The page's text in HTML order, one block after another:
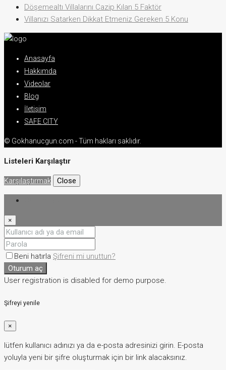
Döşemealtı Villalarını Cazip Kılan 5 Faktör
Villanızı Satarken Dikkat Etmeniz Gereken 5 Konu
Anasayfa
Hakkımda
Videolar
Blog
İletişim
SAFE CITY
© Gokhanucgun.com - Tüm hakları saklıdır.
Listeleri Karşılaştır
Karşılaştırmak Close
×
Beni hatırla Şifreni mi unuttun?
Oturum aç
User registration is disabled for demo purpose.
Şifreyi yenile
×
lütfen kullanıcı adınızı ya da e-posta adresinizi girin. E-posta
yoluyla yeni bir şifre oluşturmak için bir link alacaksınız.